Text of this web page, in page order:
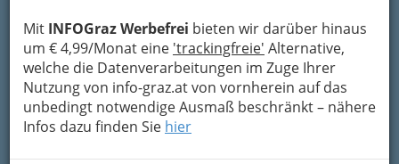
Mit INFOGraz Werbefrei bieten wir darüber hinaus
um € 4,99/Monat eine 'trackingfreie' Alternative,
welche die Datenverarbeitungen im Zuge Ihrer
Nutzung von info-graz.at von vornherein auf das
unbedingt notwendige Ausmaß beschränkt – nähere
Infos dazu finden Sie hier
neue Berufe